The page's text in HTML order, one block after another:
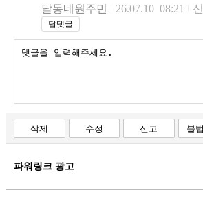
달동네원주민
26.07.10 08:21
답댓글
삭제 수정 신고
불
파워링크 광고